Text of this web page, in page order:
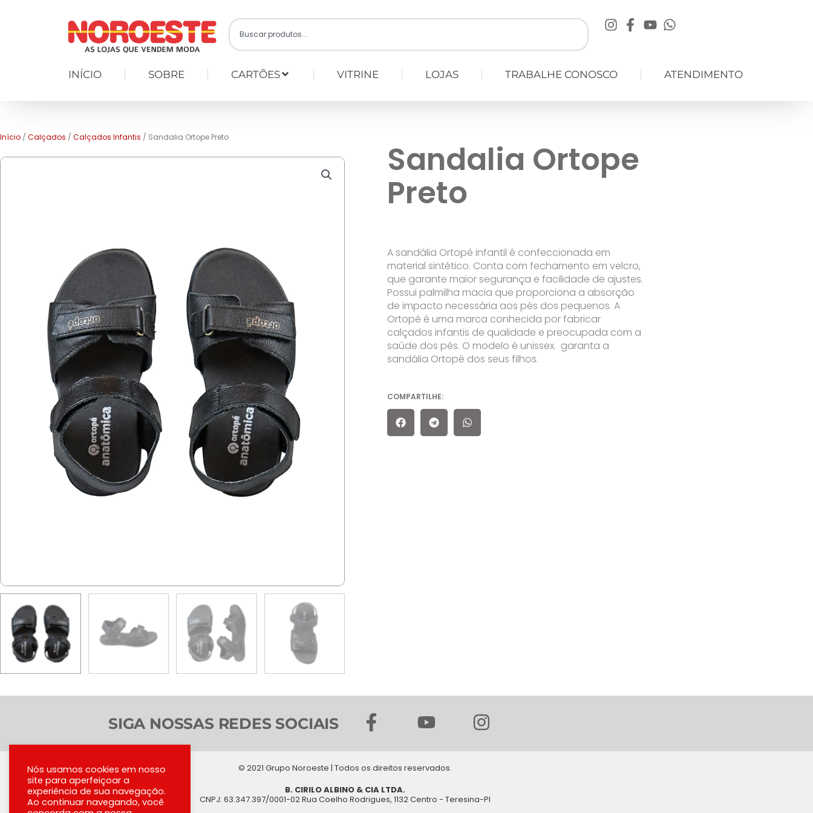
Search
INÍCIO SOBRE CARTÕES VITRINE LOJAS TRABALHE CONOSCO ATENDIMENTO
Início / Calçados / Calçados Infantis / Sandalia Ortope Preto
Sandalia Ortope
Preto
A sandália Ortopé infantil é confeccionada em
material sintético. Conta com fechamento em velcro,
que garante maior segurança e facilidade de ajustes.
Possui palmilha macia que proporciona a absorção
de impacto necessária aos pés dos pequenos. A
Ortopé é uma marca conhecida por fabricar
calçados infantis de qualidade e preocupada com a
saúde dos pés. O modelo é unissex. garanta a
sandália Ortopé dos seus filhos.
COMPARTILHE:
SIGA NOSSAS REDES SOCIAIS F
a
c
e
b
o
Y
o
u
t
b
I
n
s
g
© 2021 Grupo Noroeste | Todos os direitos reservados.
B. CIRILO ALBINO & CIA LTDA.
CNPJ: 63.347.397/0001-02 Rua Coelho Rodrigues, 1132 Centro - Teresina-PI
Nós usamos cookies em nosso
site para aperfeiçoar a
experiência de sua navegação.
Ao continuar navegando, você